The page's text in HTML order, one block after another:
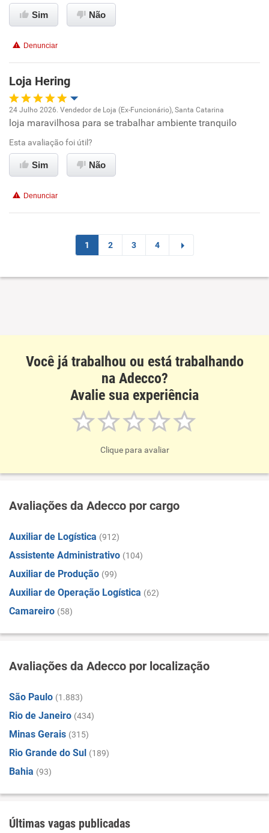
Recomenda a diretoria
Sim Não
Denunciar
Loja Hering
Oportunidade de promoção
Ambiente de trabalho
Benefícios
Recomenda esta empresa
24 Julho 2026. Vendedor de Loja (Ex-Funcionário), Santa Catarina
loja maravilhosa para se trabalhar ambiente tranquilo
Esta avaliação foi útil?
Sim Não
Denunciar
1 2 3 4
Você já trabalhou ou está trabalhando
na Adecco?
Avalie sua experiência
Clique para avaliar
Avaliações da Adecco por cargo
Auxiliar de Logística (912)
Assistente Administrativo (104)
Auxiliar de Produção (99)
Auxiliar de Operação Logística (62)
Camareiro (58)
Avaliações da Adecco por localização
São Paulo (1.883)
Rio de Janeiro (434)
Minas Gerais (315)
Rio Grande do Sul (189)
Bahia (93)
Últimas vagas publicadas